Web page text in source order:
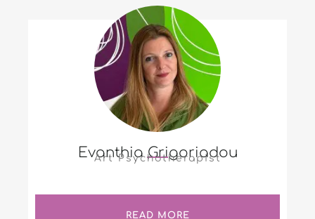
Evanthia Grigoriadou
Art Psychotherapist
READ MORE